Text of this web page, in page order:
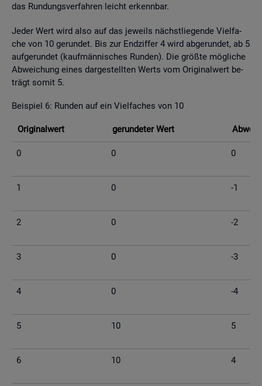
das Run­dungs­ver­fah­ren leicht er­kenn­bar.
Jeder Wert wird also auf das je­weils nächst­lie­gen­de Viel­fa­
che von 10 ge­run­det. Bis zur End­zif­fer 4 wird ab­ge­run­det, ab 5
auf­ge­run­det (kauf­män­ni­sches Run­den). Die grö­ß­te mög­li­che
Ab­wei­chung eines dar­ge­stell­ten Werts vom Ori­gi­nal­wert be­
trägt somit 5.
Bei­spiel 6: Run­den auf ein Viel­fa­ches von 10
Ori­gi­nal­wert ge­run­de­ter Wert
0 0 0
1 0 -1
2 0 -2
3 0 -3
4 0 -4
5 10 5
6 10 4